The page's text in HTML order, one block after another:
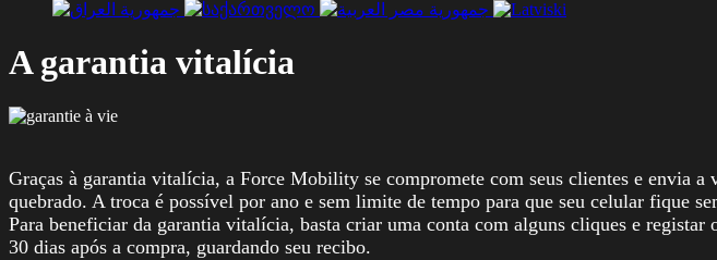
A garantia vitalícia
Graças à garantia vitalícia, a Force Mobility se compromete com seus clientes e envia
quebrado. A troca é possível por ano e sem limite de tempo para que seu celular fique
Para beneficiar da garantia vitalícia, basta criar uma conta com alguns cliques e registar
30 dias após a compra, guardando seu recibo.